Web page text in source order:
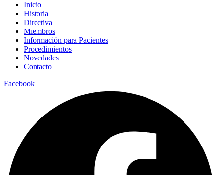
Inicio
Historia
Directiva
Miembros
Información para Pacientes
Procedimientos
Novedades
Contacto
Facebook